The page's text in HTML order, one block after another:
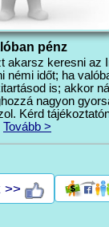
pénz
akarsz keresni az
némi időt; ha
is; akkor
nagyon
Kérd
Tovább >
>>